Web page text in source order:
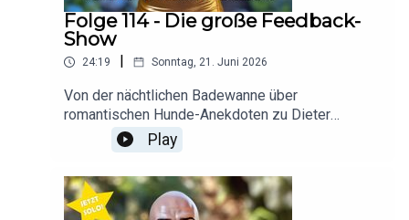
Folge 114 - Die große Feedback-
Show
24:19 | Sonntag, 21. Juni 2026
Von der nächtlichen Badewanne über
romantischen Hunde-Anekdoten zu Dieter
Bohlens Politik-Kompetenz: Alles drin für euch
und für Mutti! Hier der Link zum Podcast mit
Florian Schroeder:
https://open.spotify.com/episode/3UIThXFaTCxf
O6qDMeVMcu?si=AkLtuxjfQNCKHPhWMxplhQ
Play